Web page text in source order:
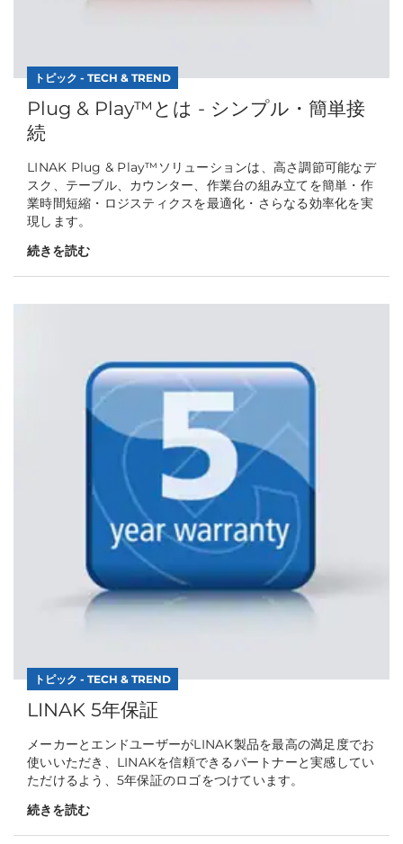
トピック - TECH & TREND
Plug & Play™とは - シンプル・簡単接
続
LINAK Plug & Play™ソリューションは、高さ調節可能なデ
スク、テーブル、カウンター、作業台の組み立てを簡単・作
業時間短縮・ロジスティクスを最適化・さらなる効率化を実
現します。
続きを読む
トピック - TECH & TREND
LINAK 5年保証
メーカーとエンドユーザーがLINAK製品を最高の満足度でお
使いいただき、LINAKを信頼できるパートナーと実感してい
ただけるよう、5年保証のロゴをつけています。
続きを読む